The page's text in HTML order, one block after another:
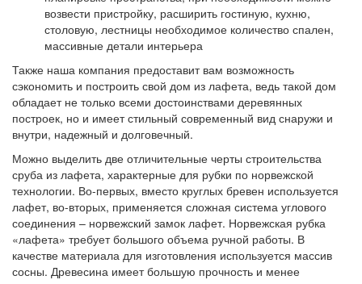
возвести пристройку, расширить гостиную, кухню,
столовую, лестницы необходимое количество спален,
массивные детали интерьера
Также наша компания предоставит вам возможность
сэкономить и построить свой дом из лафета, ведь такой дом
обладает не только всеми достоинствами деревянных
построек, но и имеет стильный современный вид снаружи и
внутри, надежный и долговечный.
Можно выделить две отличительные черты строительства
сруба из лафета, характерные для рубки по норвежской
технологии. Во-первых, вместо круглых бревен используется
лафет, во-вторых, применяется сложная система углового
соединения – норвежский замок лафет. Норвежская рубка
«лафета» требует большого объема ручной работы. В
качестве материала для изготовления используется массив
сосны. Древесина имеет большую прочность и менее